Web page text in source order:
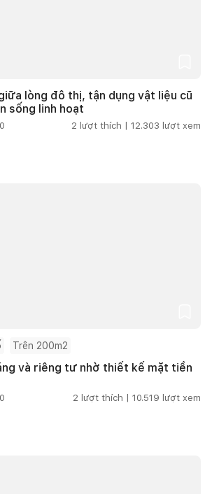
lòng đô thị, tận dụng vật liệu cũ
sống linh hoạt
2 lượt thích | 12.303 lượt xem
Trên 200m2
và riêng tư nhờ thiết kế mặt tiền
2 lượt thích | 10.519 lượt xem